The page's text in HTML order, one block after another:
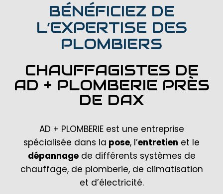
BÉNÉFICIEZ DE
L’EXPERTISE DES
PLOMBIERS
CHAUFFAGISTES DE
AD + PLOMBERIE PRÈS
DE DAX
AD + PLOMBERIE est une entreprise
spécialisée dans la pose, l’entretien et le
dépannagede différents systèmes de
chauffage, de plomberie, de climatisation
et d’électricité.